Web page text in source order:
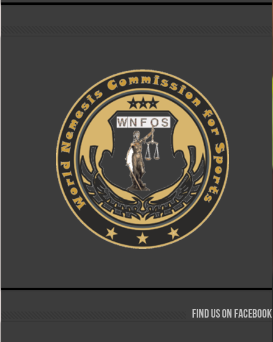
Find us on Facebook